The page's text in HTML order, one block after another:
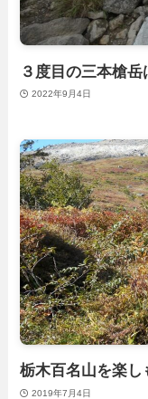
３度目の三本槍岳
2022年9月4日
栃木百名山を楽
2019年7月4日